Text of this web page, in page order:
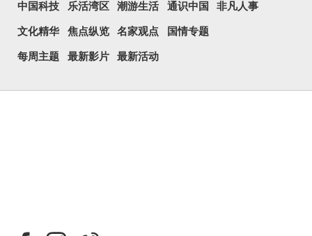
中国科技 乐活湾区 潮游生活 通识中国 非凡人事
文化精华 焦点纵览 名家观点 国情专题
每周主题 最新影片 最新活动